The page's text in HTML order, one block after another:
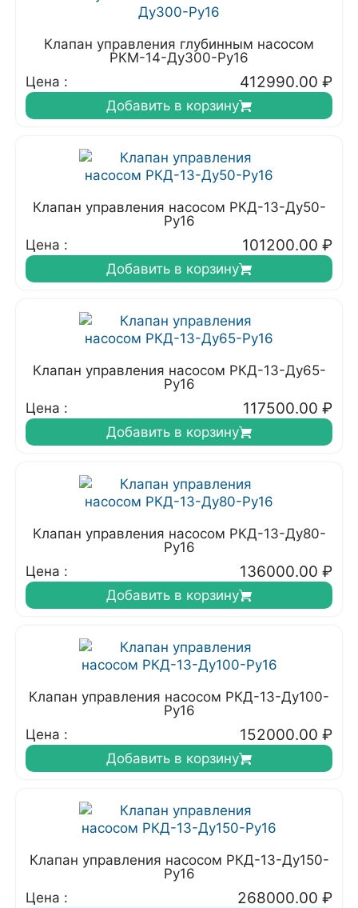
Клапан управления глубинным насосом
РКМ-14-Ду300-Ру16
Цена :
412990.00 ₽
Добавить в корзину
Клапан управления насосом РКД-13-Ду50-
Ру16
Цена :
101200.00 ₽
Добавить в корзину
Клапан управления насосом РКД-13-Ду65-
Ру16
Цена :
117500.00 ₽
Добавить в корзину
Клапан управления насосом РКД-13-Ду80-
Ру16
Цена :
136000.00 ₽
Добавить в корзину
Клапан управления насосом РКД-13-Ду100-
Ру16
Цена :
152000.00 ₽
Добавить в корзину
Клапан управления насосом РКД-13-Ду150-
Ру16
Цена :
268000.00 ₽